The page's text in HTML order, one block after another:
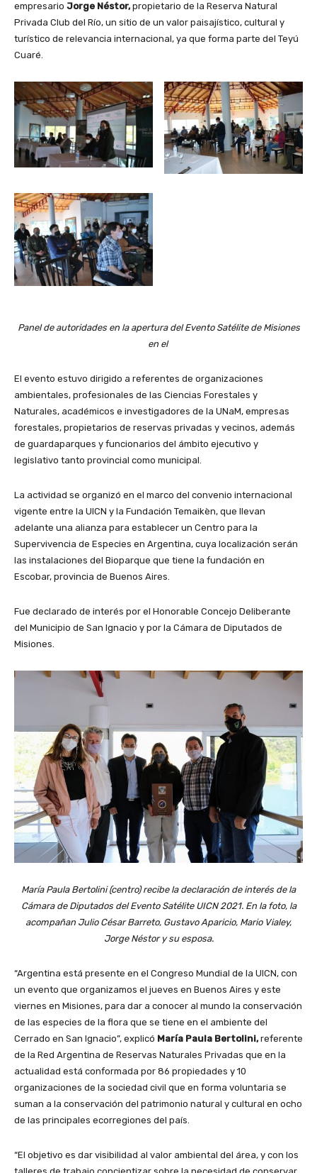
empresario Jorge Néstor,propietario de la Reserva Natural
Privada Club del Río, un sitio de un valor paisajístico, cultural y
turístico de relevancia internacional, ya que forma parte del Teyú
Cuaré.
Panel de autoridades en la apertura del Evento Satélite de Misiones
en el
El evento estuvo dirigido a referentes de organizaciones
ambientales, profesionales de las Ciencias Forestales y
Naturales, académicos e investigadores de la UNaM, empresas
forestales, propietarios de reservas privadas y vecinos, además
de guardaparques y funcionarios del ámbito ejecutivo y
legislativo tanto provincial como municipal.
La actividad se organizó en el marco del convenio internacional
vigente entre la UICN y la Fundación Temaikèn, que llevan
adelante una alianza para establecer un Centro para la
Supervivencia de Especies en Argentina, cuya localización serán
las instalaciones del Bioparque que tiene la fundación en
Escobar, provincia de Buenos Aires.
Fue declarado de interés por el Honorable Concejo Deliberante
del Municipio de San Ignacio y por la Cámara de Diputados de
Misiones.
María Paula Bertolini (centro) recibe la declaración de interés de la
Cámara de Diputados del Evento Satélite UICN 2021. En la foto, la
acompañan Julio César Barreto, Gustavo Aparicio, Mario Vialey,
Jorge Néstor y su esposa.
“Argentina está presente en el Congreso Mundial de la UICN, con
un evento que organizamos el jueves en Buenos Aires y este
viernes en Misiones, para dar a conocer al mundo la conservación
de las especies de la flora que se tiene en el ambiente del
Cerrado en San Ignacio”, explicó María Paula Bertolini,referente
de la Red Argentina de Reservas Naturales Privadas que en la
actualidad está conformada por 86 propiedades y 10
organizaciones de la sociedad civil que en forma voluntaria se
suman a la conservación del patrimonio natural y cultural en ocho
de las principales ecorregiones del país.
“El objetivo es dar visibilidad al valor ambiental del área, y con los